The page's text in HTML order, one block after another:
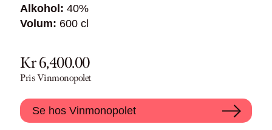
Alkohol: 40%
Volum: 600 cl
Kr 6,400.00
Pris Vinmonopolet
Se hos Vinmonopolet